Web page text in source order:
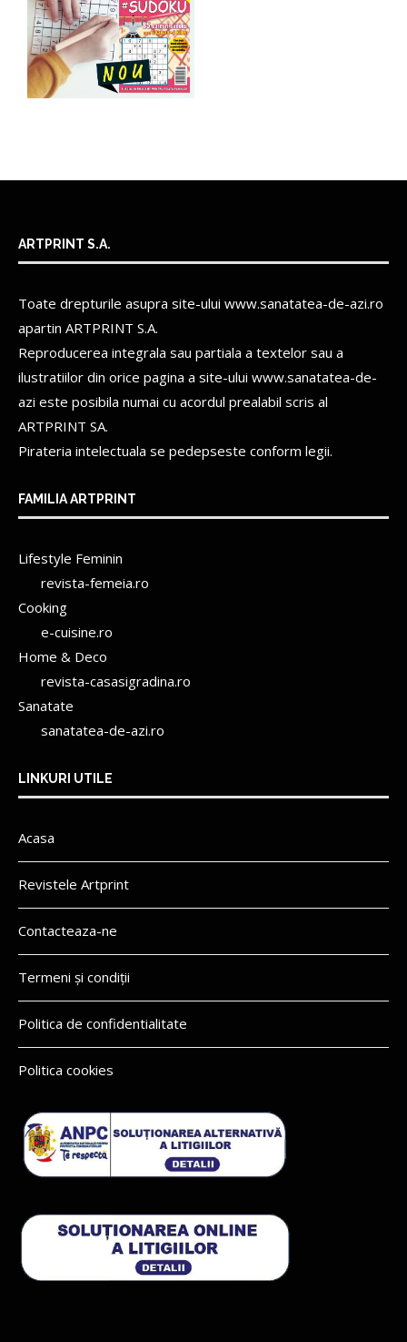
ARTPRINT S.A.
Toate drepturile asupra site-ului www.sanatatea-de-azi.ro
apartin ARTPRINT S.A.
Reproducerea integrala sau partiala a textelor sau a
ilustratiilor din orice pagina a site-ului www.sanatatea-de-
azi este posibila numai cu acordul prealabil scris al
ARTPRINT SA.
Pirateria intelectuala se pedepseste conform legii.
FAMILIA ARTPRINT
Lifestyle Feminin
revista-femeia.ro
Cooking
e-cuisine.ro
Home & Deco
revista-casasigradina.ro
Sanatate
sanatatea-de-azi.ro
LINKURI UTILE
Acasa
Revistele Artprint
Contacteaza-ne
Termeni și condiții
Politica de confidentialitate
Politica cookies